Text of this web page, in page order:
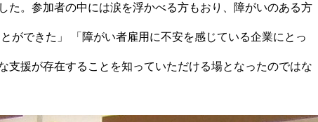
。参加者の中には涙を浮かべる方もおり、障がいのある方
ができた」 「障がい者雇用に不安を感じている企業にとっ
援が存在することを知っていただける場となったのではな